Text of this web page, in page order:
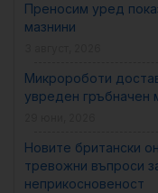
Преносим уред
мазнини
Микророботи
увреден гръбначен
Новите британски
тревожни въпроси
неприкосновеност